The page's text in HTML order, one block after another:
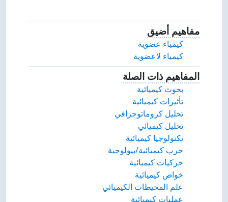
مفاهيم أضيقمفاهيم أضيق.
كيمياء عضوية
كيمياء لاعضوية
المفاهيم ذات الصلةالمفاهيم المتعلقة بهذا المفهوم.
بحوث كيميائية
تأثيرات كيميائية
تحليل كروماتوجرافي
تحليل كيميائي
تكنولوجيا كيميائية
حرب كيميائية/بيولوجية
حركيات كيميائية
خواص كيميائية
علم المحيطات الكيميائي
عمليات كيميائية